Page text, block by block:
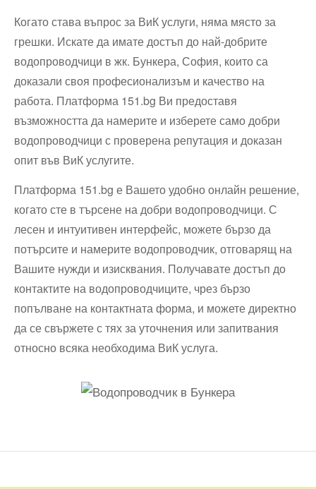
Когато става въпрос за ВиК услуги, няма място за
грешки. Искате да имате достъп до най-добрите
водопроводчици в жк. Бункера, София, които са
доказали своя професионализъм и качество на
работа. Платформа 151.bg Ви предоставя
възможността да намерите и изберете само добри
водопроводчици с проверена репутация и доказан
опит във ВиК услугите.
Платформа 151.bg е Вашето удобно онлайн решение,
когато сте в търсене на добри водопроводчици. С
лесен и интуитивен интерфейс, можете бързо да
потърсите и намерите водопроводчик, отговарящ на
Вашите нужди и изисквания. Получавате достъп до
контактите на водопроводчиците, чрез бързо
попълване на контактната форма, и можете директно
да се свържете с тях за уточнения или запитвания
относно всяка необходима ВиК услуга.